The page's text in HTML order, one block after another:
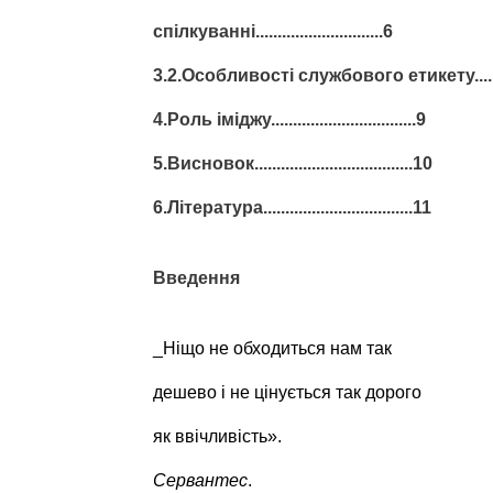
спілкуванні.............................6
3.2.Особливості службового
4.Роль іміджу.................................9
5.Висновок....................................10
6.Література..................................11
Введення
_Ніщо не обходиться нам так
дешево і не цінується так дорого
як ввічливість».
Сервантес.